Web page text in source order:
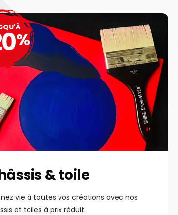
& toile
vie à toutes vos créations avec nos
et toiles à prix réduit.
%